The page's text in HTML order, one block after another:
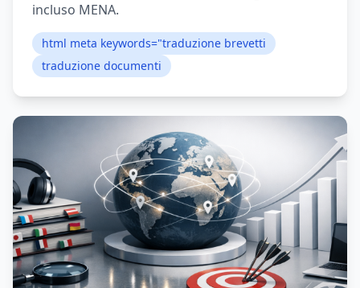
incluso MENA.
html meta keywords="traduzione brevetti
traduzione documenti